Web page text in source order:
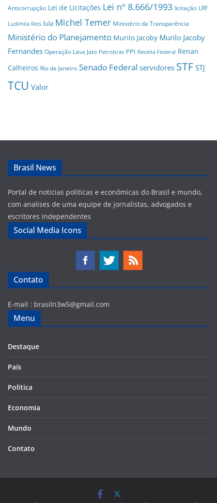
Anticorrupção Lei de Licitações Lei nº 8.666/1993 licitação LRF
Ludimila Reis lula Michel Temer Ministério da Transparência
Ministério do Planejamento Murilo Jacoby Murilo Jacoby
Fernandes Operação Lava Jato Petrobras PPI Receita Federal Renan
Calheiros Rio de Janeiro Senado Federal servidores STF STJ
TCU Valor
Brasil News
Portal de noticias politicas e econômicas do Brasil e mundo,
com analises de uma equipe de jornalistas, advogados e
escritores independentes
Social Media Icons
Contato
E-mail : brasiln3w5@gmail.com
Menu
Destaque
País
Politica
Economia
Mundo
Contato